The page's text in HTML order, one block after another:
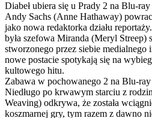
Diabeł ubiera się u Prady 2 na Blu-
Andy Sachs (Anne Hathaway)
jako nowa redaktorka działu
była szefowa Miranda (Meryl Streep)
stworzonego przez siebie
nowe postacie spotykają się na
kultowego hitu.
Zabawa w pochowanego 2 na Blu-
Niedługo po krwawym starciu z
Weaving) odkrywa, że została
koszmarnej gry, tym razem z dawno